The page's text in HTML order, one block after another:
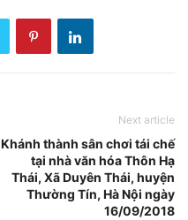
Next article
Khánh thành sân chơi tái chế
tại nhà văn hóa Thôn Hạ
Thái, Xã Duyên Thái, huyện
Thường Tín, Hà Nội ngày
16/09/2018